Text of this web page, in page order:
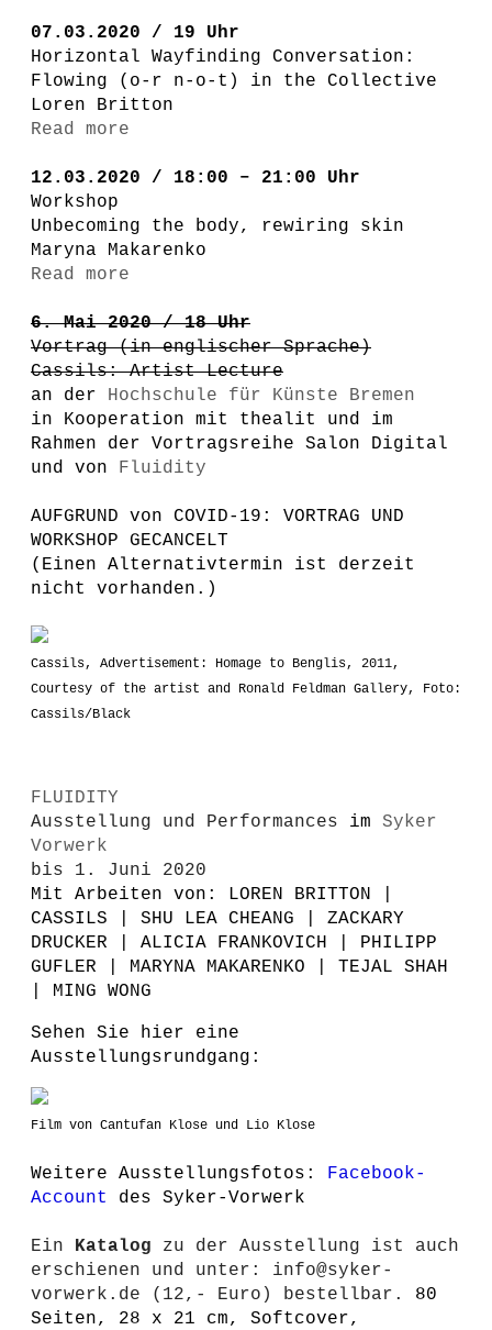
07.03.2020 / 19 Uhr
Horizontal Wayfinding Conversation:
Flowing (o-r n-o-t) in the Collective
Loren Britton
Read more
12.03.2020 / 18:00 – 21:00 Uhr
Workshop
Unbecoming the body, rewiring skin
Maryna Makarenko
Read more
6. Mai 2020 / 18 Uhr
Vortrag (in englischer Sprache)
Cassils: Artist Lecture
an der Hochschule für Künste Bremen
in Kooperation mit thealit und im
Rahmen der Vortragsreihe Salon Digital
und von
Fluidity
AUFGRUND von COVID-19: VORTRAG UND
WORKSHOP GECANCELT
(Einen Alternativtermin ist derzeit
nicht vorhanden.)
Cassils, Advertisement: Homage to Benglis, 2011,
Courtesy of the artist and Ronald Feldman Gallery, Foto:
Cassils/Black
FLUIDITY
Ausstellung und Performances im Syker
Vorwerk
bis 1. Juni 2020
Mit Arbeiten von: LOREN BRITTON |
CASSILS | SHU LEA CHEANG | ZACKARY
DRUCKER | ALICIA FRANKOVICH | PHILIPP
GUFLER | MARYNA MAKARENKO | TEJAL SHAH
| MING WONG
Sehen Sie hier eine
Ausstellungsrundgang:
Film von Cantufan Klose und Lio Klose
Weitere Ausstellungsfotos: Facebook-
Account
des Syker-Vorwerk
Ein Katalog zu der Ausstellung ist auch
erschienen und unter: info@syker-
vorwerk.de (12,- Euro) bestellbar. 80
Seiten, 28 x 21 cm, Softcover,